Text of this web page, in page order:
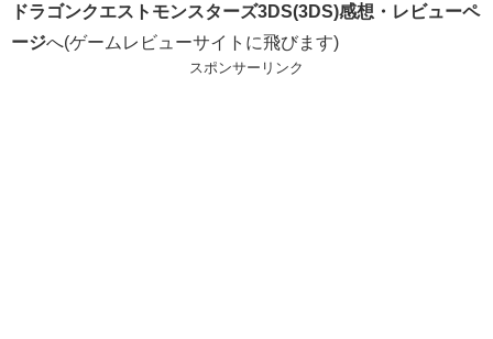
ドラゴンクエストモンスターズ3DS(3DS)感想・レビューペ
ージへ(ゲームレビューサイトに飛びます)
スポンサーリンク